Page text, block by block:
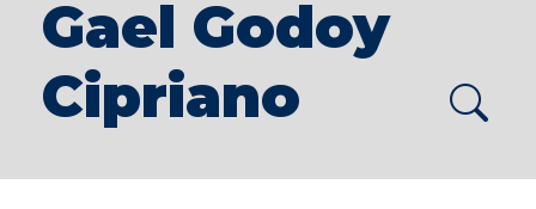
Gael Godoy
Cipriano